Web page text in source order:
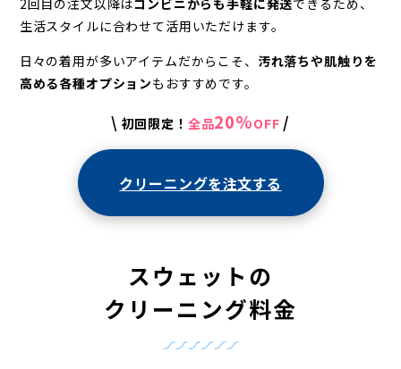
2回目の注文以降はコンビニからも手軽に発送できるため、
生活スタイルに合わせて活用いただけます。
日々の着用が多いアイテムだからこそ、 汚れ落ちや肌触りを
高める各種オプションもおすすめです。
\ 初回限定！ 全品20%OFF /
クリーニングを注文する
スウェットの
クリーニング料金